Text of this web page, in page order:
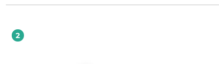
of postwar architecture. They also examine the first Polish socialist realist
Soviet orientalism, the rhetoric of socialist optimism, and contemplate the
together with socialist artists. The issue features texts and essays by Greg Castillo,
2